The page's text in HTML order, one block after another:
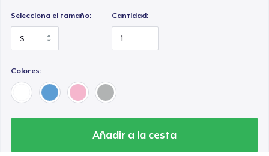
Selecciona el tamaño: Cantidad:
Colores:
Añadir a la cesta